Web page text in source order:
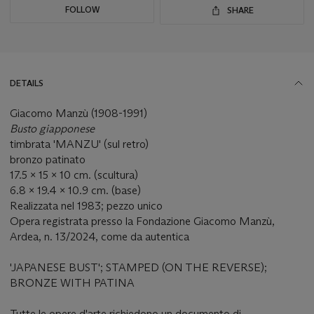
FOLLOW SHARE
DETAILS
Giacomo Manzù (1908-1991)
Busto giapponese
timbrata 'MANZU' (sul retro)
bronzo patinato
17.5 x 15 x 10 cm. (scultura)
6.8 x 19.4 x 10.9 cm. (base)
Realizzata nel 1983; pezzo unico
Opera registrata presso la Fondazione Giacomo Manzù,
Ardea, n. 13/2024, come da autentica
'JAPANESE BUST'; STAMPED (ON THE REVERSE);
BRONZE WITH PATINA